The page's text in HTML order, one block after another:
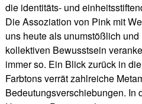
die identitäts- und
Die Assoziation von Pink mit
uns heute als unumstößlich
kollektiven Bewusstsein
immer so. Ein Blick zurück in
Farbtons verrät zahlreiche
Bedeutungsverschiebungen. In